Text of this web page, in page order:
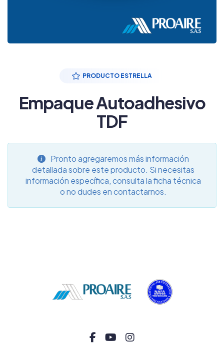
PRODUCTO ESTRELLA
Empaque Autoadhesivo
TDF
Pronto agregaremos más información
detallada sobre este producto. Si necesitas
información específica, consulta la ficha técnica
o no dudes en contactarnos.